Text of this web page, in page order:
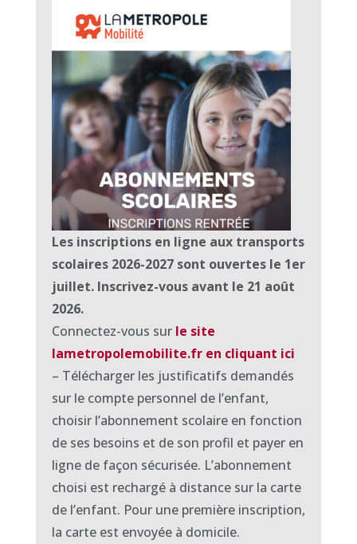
Les inscriptions en ligne aux transports
scolaires2026-2027 sont ouvertes le 1er
juillet.Inscrivez-vousavant le 21 août
2026.
Connectez-vous surle site
lametropolemobilite.fr en cliquant ici
– Télécharger les justificatifs demandés
sur le compte personnel de l’enfant,
choisir l’abonnement scolaire en fonction
de ses besoins et de son profil et payer en
ligne de façon sécurisée. L’abonnement
choisi est rechargé à distance sur la carte
de l’enfant. Pour une première inscription,
la carte est envoyée à domicile.